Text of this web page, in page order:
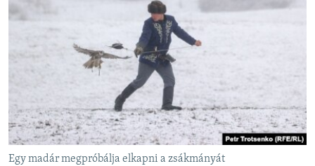
Egy madár megpróbálja elkapni a zsákmányát